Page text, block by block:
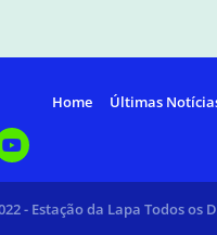
Home Últimas
- Estação da Lapa Todos os